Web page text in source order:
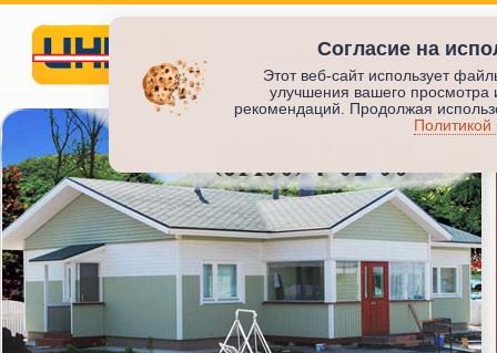
Инкод
СТРОИТЕЛЬСТВО ЖИЛЬЯ
ИНКОД
Согласие на
Этот веб-сайт использует
улучшения вашего просмотра
рекомендаций. Продолжая